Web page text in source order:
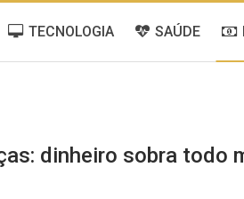
TECNOLOGIA SAÚDE
dinheiro sobra todo